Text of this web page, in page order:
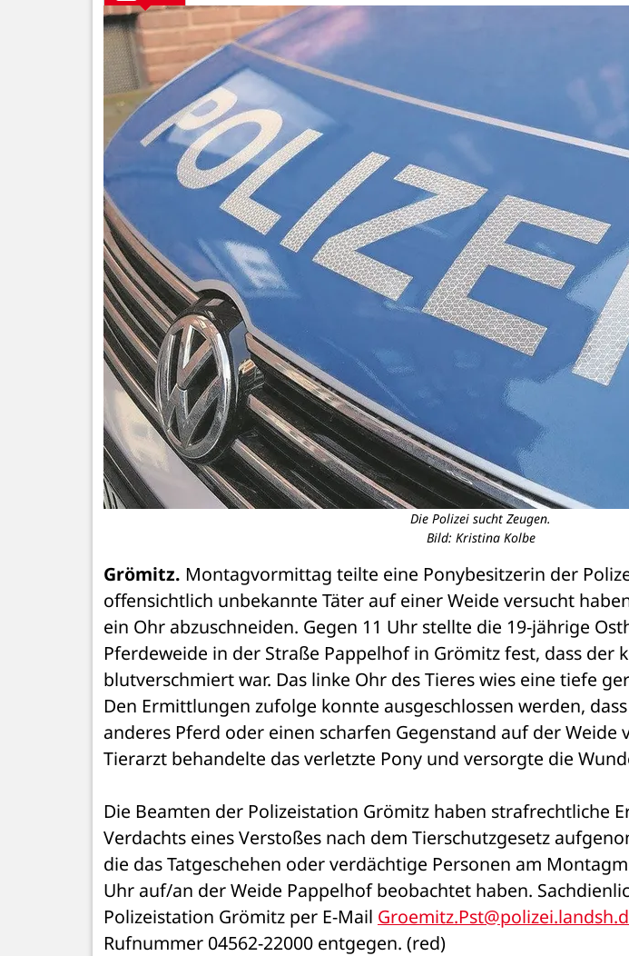
Die Polizei sucht Zeugen.
Bild: Kristina Kolbe
Grömitz. Montagvormittag teilte eine Ponybesitzerin der
offensichtlich unbekannte Täter auf einer Weide versucht
ein Ohr abzuschneiden. Gegen 11 Uhr stellte die 19-jährige
Pferdeweide in der Straße Pappelhof in Grömitz fest, dass der
blutverschmiert war. Das linke Ohr des Tieres wies eine tiefe
Den Ermittlungen zufolge konnte ausgeschlossen werden,
anderes Pferd oder einen scharfen Gegenstand auf der Weide
Tierarzt behandelte das verletzte Pony und versorgte die
Die Beamten der Polizeistation Grömitz haben strafrechtliche
Verdachts eines Verstoßes nach dem Tierschutzgesetz
die das Tatgeschehen oder verdächtige Personen am
Uhr auf/an der Weide Pappelhof beobachtet haben.
Polizeistation Grömitz per E-Mail
Rufnummer 04562-22000 entgegen. (red)